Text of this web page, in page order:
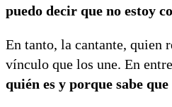
puedo decir que no estoy
En tanto, la cantante, quien
vínculo que los une. En
quién es y porque sabe